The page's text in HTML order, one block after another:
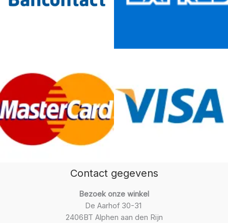
Contact gegevens
Bezoek onze winkel
De Aarhof 30-31
2406BT Alphen aan den Rijn